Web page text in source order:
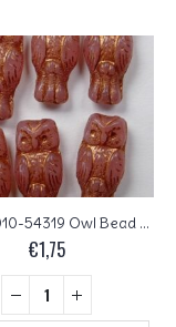
OWL-71010-54319 Owl Bead Rose Opal Bronze Patina 12 Pc.
€1,75